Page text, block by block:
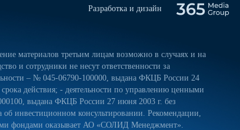
Разработка и дизайн
материалов третьим лицам возможно в случаях и на
и сотрудники не несут ответственности за
– № 045-06790-100000, выдана ФКЦБ России 24
действия; - деятельности по управлению ценными
выдана ФКЦБ России 27 июня 2003 г. без
об инвестиционном консультировании. Рекомендации,
фондами оказывает АО «СОЛИД Менеджмент».